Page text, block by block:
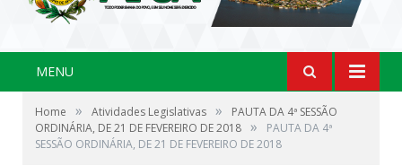
MENU
Home » Atividades Legislativas »
PAUTA DA 4ª SESSÃO
ORDINÁRIA, DE 21 DE FEVEREIRO DE 2018 »
PAUTA DA 4ª
SESSÃO ORDINÁRIA, DE 21 DE FEVEREIRO DE 2018